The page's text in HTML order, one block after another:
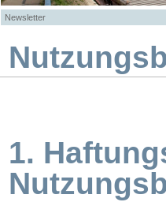
Newsletter
1.